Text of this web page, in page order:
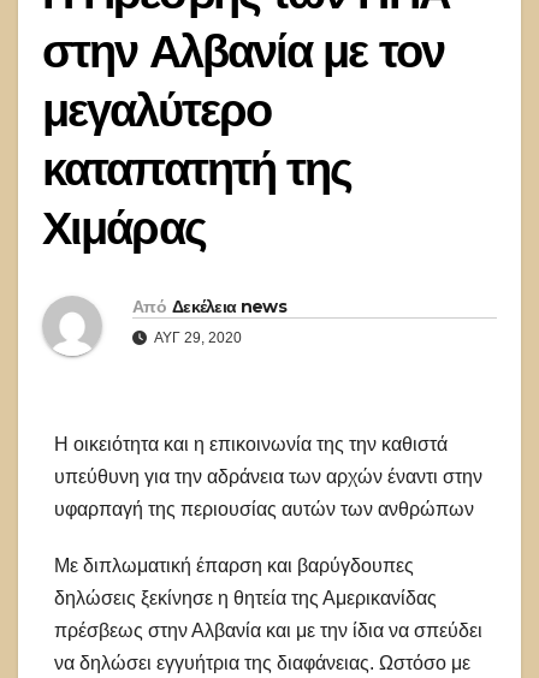
στην Αλβανία με τον
μεγαλύτερο
καταπατητή της
Χιμάρας
Από Δεκέλεια news
ΑΥΓ 29, 2020
Η οικειότητα και η επικοινωνία της την καθιστά
υπεύθυνη για την αδράνεια των αρχών έναντι στην
υφαρπαγή της περιουσίας αυτών των ανθρώπων
Με διπλωματική έπαρση και βαρύγδουπες
δηλώσεις ξεκίνησε η θητεία της Αμερικανίδας
πρέσβεως στην Αλβανία και με την ίδια να σπεύδει
να δηλώσει εγγυήτρια της διαφάνειας. Ωστόσο με